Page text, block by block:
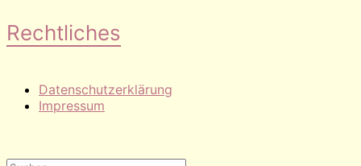
Rechtliches
Datenschutzerklärung
Impressum